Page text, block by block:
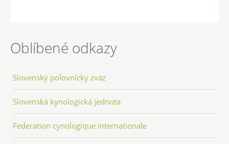
Oblíbené odkazy
Slovenský poľovnícky zväz
Slovenská kynologická jednota
Federation cynologique internationale